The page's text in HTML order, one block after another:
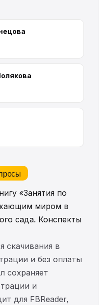
«Занятия по
миром в
сада. Конспекты
скачивания в
и без оплаты
сохраняет
и
для FBReader,